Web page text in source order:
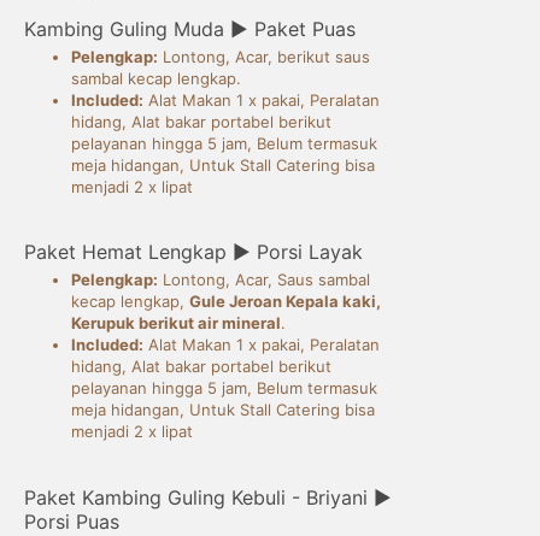
Kambing Guling Muda ► Paket Puas
Pelengkap: Lontong, Acar, berikut saus
sambal kecap lengkap.
Included: Alat Makan 1 x pakai, Peralatan
hidang, Alat bakar portabel berikut
pelayanan hingga 5 jam, Belum termasuk
meja hidangan, Untuk Stall Catering bisa
menjadi 2 x lipat
Paket Hemat Lengkap ► Porsi Layak
Pelengkap: Lontong, Acar, Saus sambal
kecap lengkap, Gule Jeroan Kepala kaki,
Kerupuk berikut air mineral.
Included: Alat Makan 1 x pakai, Peralatan
hidang, Alat bakar portabel berikut
pelayanan hingga 5 jam, Belum termasuk
meja hidangan, Untuk Stall Catering bisa
menjadi 2 x lipat
Paket Kambing Guling Kebuli - Briyani ►
Porsi Puas